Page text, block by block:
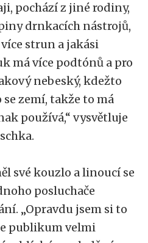
pochází z jiné rodiny,
drnkacích nástrojů,
strun a jakási
má více podtónů a pro
nebeský, kdežto
zemí, takže to má
používá,“ vysvětluje
své kouzlo a linoucí se
posluchače
„Opravdu jsem si to
publikum velmi